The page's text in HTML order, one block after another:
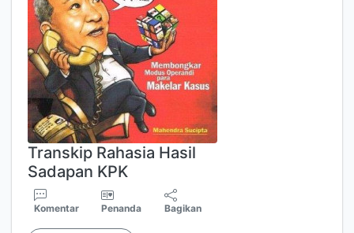
Transkip Rahasia Hasil
Sadapan KPK
Komentar Penanda Bagikan